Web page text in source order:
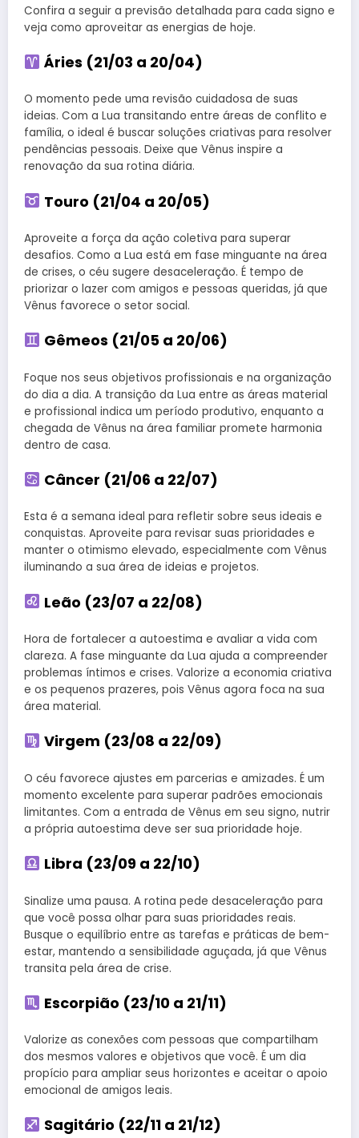
Confira a seguir a previsão detalhada para cada signo e
veja como aproveitar as energias de hoje.
Áries (21/03 a 20/04)
O momento pede uma revisão cuidadosa de suas
ideias. Com a Lua transitando entre áreas de conflito e
família, o ideal é buscar soluções criativas para resolver
pendências pessoais. Deixe que Vênus inspire a
renovação da sua rotina diária.
Touro (21/04 a 20/05)
Aproveite a força da ação coletiva para superar
desafios. Como a Lua está em fase minguante na área
de crises, o céu sugere desaceleração. É tempo de
priorizar o lazer com amigos e pessoas queridas, já que
Vênus favorece o setor social.
Gêmeos (21/05 a 20/06)
Foque nos seus objetivos profissionais e na organização
do dia a dia. A transição da Lua entre as áreas material
e profissional indica um período produtivo, enquanto a
chegada de Vênus na área familiar promete harmonia
dentro de casa.
Câncer (21/06 a 22/07)
Esta é a semana ideal para refletir sobre seus ideais e
conquistas. Aproveite para revisar suas prioridades e
manter o otimismo elevado, especialmente com Vênus
iluminando a sua área de ideias e projetos.
Leão (23/07 a 22/08)
Hora de fortalecer a autoestima e avaliar a vida com
clareza. A fase minguante da Lua ajuda a compreender
problemas íntimos e crises. Valorize a economia criativa
e os pequenos prazeres, pois Vênus agora foca na sua
área material.
Virgem (23/08 a 22/09)
O céu favorece ajustes em parcerias e amizades. É um
momento excelente para superar padrões emocionais
limitantes. Com a entrada de Vênus em seu signo, nutrir
a própria autoestima deve ser sua prioridade hoje.
Libra (23/09 a 22/10)
Sinalize uma pausa. A rotina pede desaceleração para
que você possa olhar para suas prioridades reais.
Busque o equilíbrio entre as tarefas e práticas de bem-
estar, mantendo a sensibilidade aguçada, já que Vênus
transita pela área de crise.
Escorpião (23/10 a 21/11)
Valorize as conexões com pessoas que compartilham
dos mesmos valores e objetivos que você. É um dia
propício para ampliar seus horizontes e aceitar o apoio
emocional de amigos leais.
Sagitário (22/11 a 21/12)